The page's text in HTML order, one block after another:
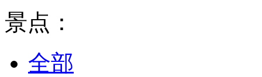
景点：
全部